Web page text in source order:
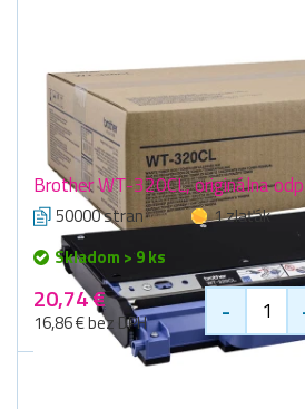
Brother WT-320CL, originálna
50000 stran
1 zlaťák
Skladom > 9 ks
20,74 €
16,86 € bez DPH -